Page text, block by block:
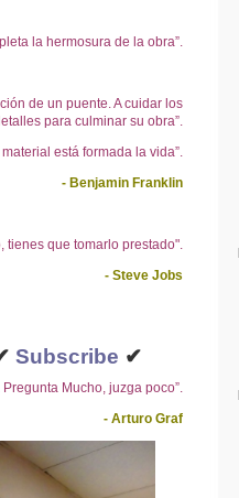
la hermosura de la obra”.
de un puente. A cuidar los
para culminar su obra”.
está formada la vida”.
- Benjamin Franklin
tienes que tomarlo prestado".
- Steve Jobs
Subscribe ✔
Mucho, juzga poco”.
- Arturo Graf